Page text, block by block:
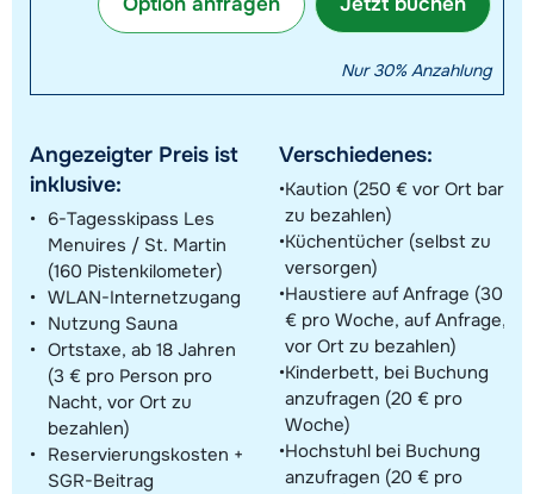
Nur 30% Anzahlung
Angezeigter Preis ist
inklusive:
6-Tagesskipass Les
Menuires / St. Martin
(160 Pistenkilometer)
WLAN-Internetzugang
Nutzung Sauna
Ortstaxe, ab 18 Jahren
(3 € pro Person pro
Nacht, vor Ort zu
bezahlen)
Reservierungskosten +
SGR-Beitrag
Verschiedenes:
Kaution (250 € vor Ort bar
zu bezahlen)
Küchentücher (selbst zu
versorgen)
Haustiere auf Anfrage (30
€ pro Woche, auf Anfrage,
vor Ort zu bezahlen)
Kinderbett, bei Buchung
anzufragen (20 € pro
Woche)
Hochstuhl bei Buchung
anzufragen (20 € pro